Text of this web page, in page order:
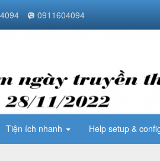
0911604094
Tiện ích nhanh Help setup &